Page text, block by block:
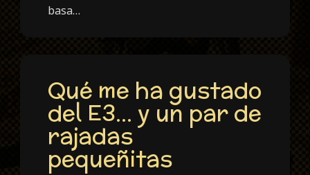
basa…
Qué me ha gustado
del E3… y un par de
rajadas
pequeñitas